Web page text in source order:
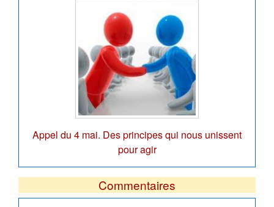
Appel du 4 mai. Des principes qui nous unissent
pour agir
Commentaires